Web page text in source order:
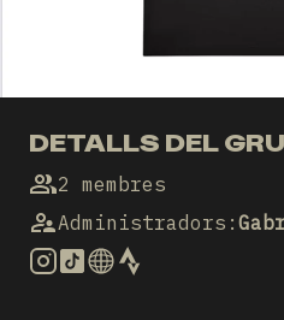
DETALLS DEL
2 membres
Administradors :